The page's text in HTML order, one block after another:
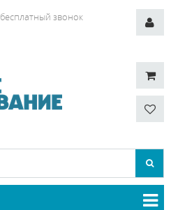
бесплатный звонок